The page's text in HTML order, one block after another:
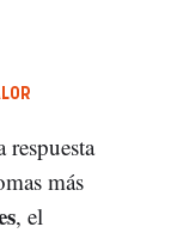
respuesta
más
, el